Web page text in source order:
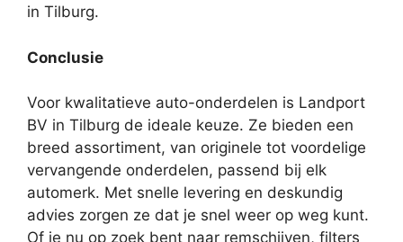
in Tilburg.
Conclusie
Voor kwalitatieve auto-onderdelen is Landport
BV in Tilburg de ideale keuze. Ze bieden een
breed assortiment, van originele tot voordelige
vervangende onderdelen, passend bij elk
automerk. Met snelle levering en deskundig
advies zorgen ze dat je snel weer op weg kunt.
Of je nu op zoek bent naar remschijven, filters